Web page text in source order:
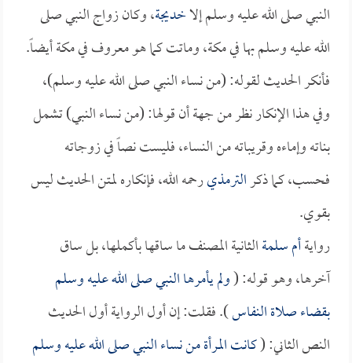
النبي صلى الله عليه وسلم إلاخديجة، وكان زواج النبي صلى
الله عليه وسلم بها في مكة، وماتت كما هو معروف في مكة أيضاً.
فأنكر الحديث لقوله: (من نساء النبي صلى الله عليه وسلم)،
وفي هذا الإنكار نظر من جهة أن قولها: (من نساء النبي) تشمل
بناته وإماءه وقريباته من النساء، فليست نصاً في زوجاته
فحسب، كما ذكرالترمذيرحمه الله، فإنكاره لمتن الحديث ليس
بقوي.
روايةأم سلمةالثانية المصنف ما ساقها بأكملها، بل ساق
آخرها، وهو قوله: (ولم يأمرها النبي صلى الله عليه وسلم
بقضاء صلاة النفاس). فقلت: إن أول الرواية أول الحديث
النص الثاني: (كانت المرأة من نساء النبي صلى الله عليه وسلم